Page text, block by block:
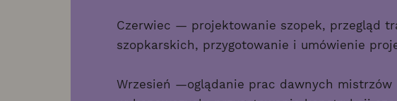
Czerwiec — projektowanie szopek, przegląd
szopkarskich, przygotowanie i umówienie
Wrzesień —oglądanie prac dawnych